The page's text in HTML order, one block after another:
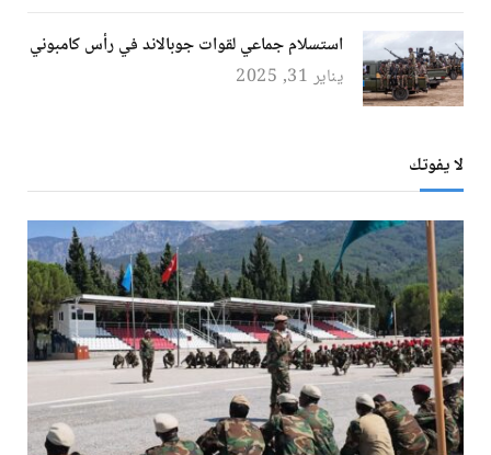
استسلام جماعي لقوات جوبالاند في رأس كامبوني
يناير 31, 2025
لا يفوتك